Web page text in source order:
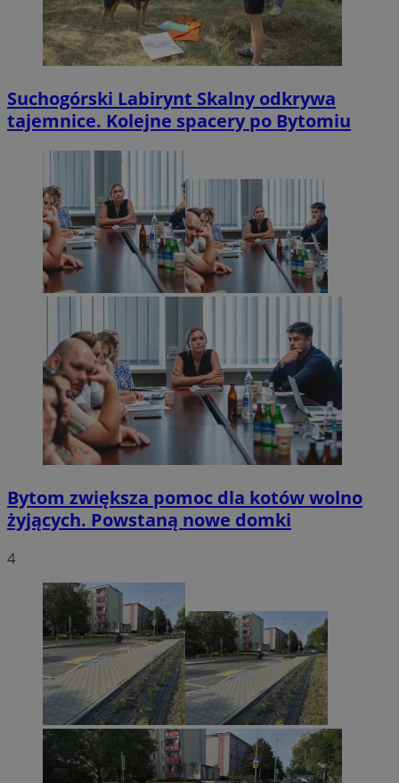
Suchogórski Labirynt Skalny odkrywa
tajemnice. Kolejne spacery po Bytomiu
Bytom zwiększa pomoc dla kotów wolno
żyjących. Powstaną nowe domki
4